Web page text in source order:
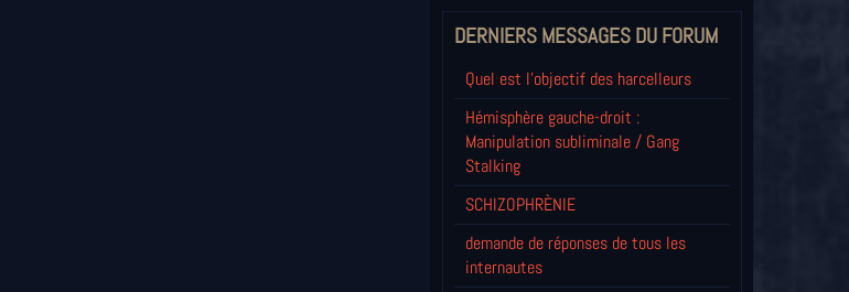
DERNIERS MESSAGES DU FORUM
Quel est l'objectif des harcelleurs
Hémisphère gauche-droit :
Manipulation subliminale / Gang
Stalking
SCHIZOPHRÈNIE
demande de réponses de tous les
internautes